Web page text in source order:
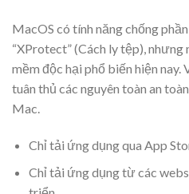
MacOS có tính năng chống
“XProtect” (Cách ly tệp), nhưng
mềm độc hại phổ biến hiện nay.
tuân thủ các nguyên toàn an
Mac.
Chỉ tải ứng dụng qua App
Chỉ tải ứng dụng từ các